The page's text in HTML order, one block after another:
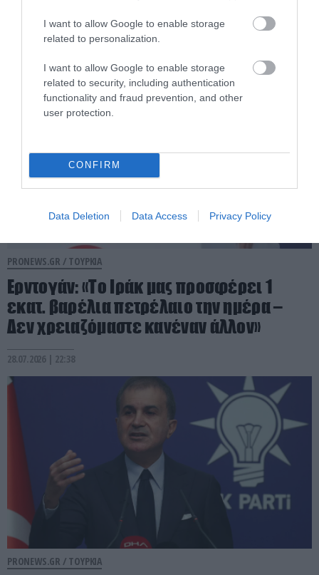
I want to allow Google to enable storage
related to personalization.
I want to allow Google to enable storage
related to security, including authentication
functionality and fraud prevention, and other
user protection.
CONFIRM
Data Deletion Data Access Privacy Policy
βολές βομβών από τις εσωτερικές
αποθήκες
PRONEWS.GR / ΤΟΥΡΚΙΑ
Ερντογάν: «Το Ιράκ μας προσφέρει 1
εκατ. βαρέλια πετρέλαιο την ημέρα –
Δεν χρειαζόμαστε κανέναν άλλον»
28.07.2026 | 22:38
PRONEWS.GR / ΤΟΥΡΚΙΑ